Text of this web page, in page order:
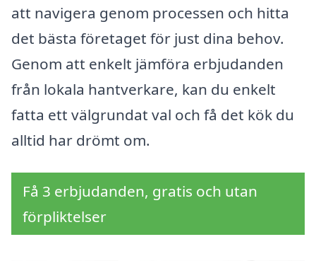
att navigera genom processen och hitta
det bästa företaget för just dina behov.
Genom att enkelt jämföra erbjudanden
från lokala hantverkare, kan du enkelt
fatta ett välgrundat val och få det kök du
alltid har drömt om.
Få 3 erbjudanden, gratis och utan
förpliktelser